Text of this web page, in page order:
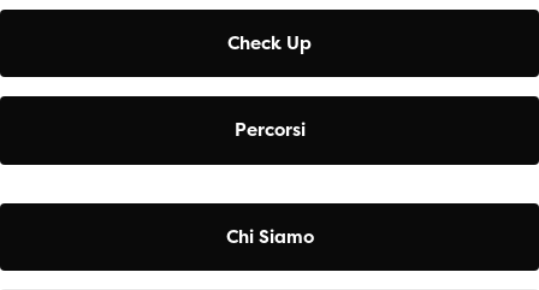
Check Up
Percorsi
Chi Siamo